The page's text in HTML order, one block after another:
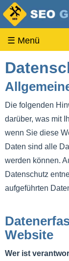
☰ Menü
Die folgenden
darüber, was mit
wenn Sie diese
Daten sind alle
werden können.
Datenschutz
aufgeführten
Website
Wer ist